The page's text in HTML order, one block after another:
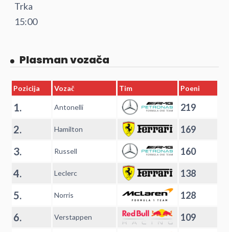
Trka
15:00
Plasman vozača
Pozicija Vozač Tim Poeni
1. Antonelli 219
2. Hamilton 169
3. Russell 160
4. Leclerc 138
5. Norris 128
6. Verstappen 109